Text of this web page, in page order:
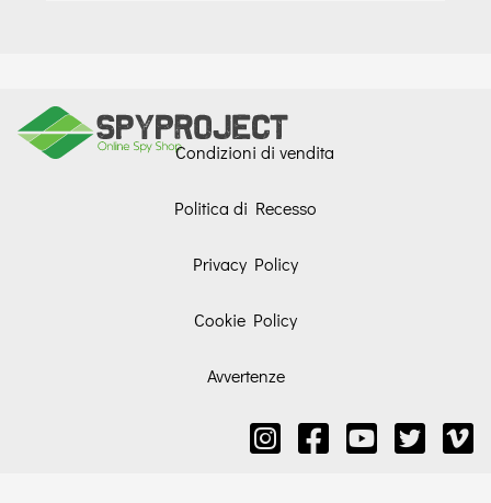
Condizioni di vendita
Politica di Recesso
Privacy Policy
Cookie Policy
Avvertenze